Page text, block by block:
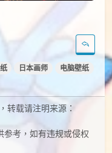
日本画师
电脑壁纸
转载请注明来源：
参考，如有违规或侵权